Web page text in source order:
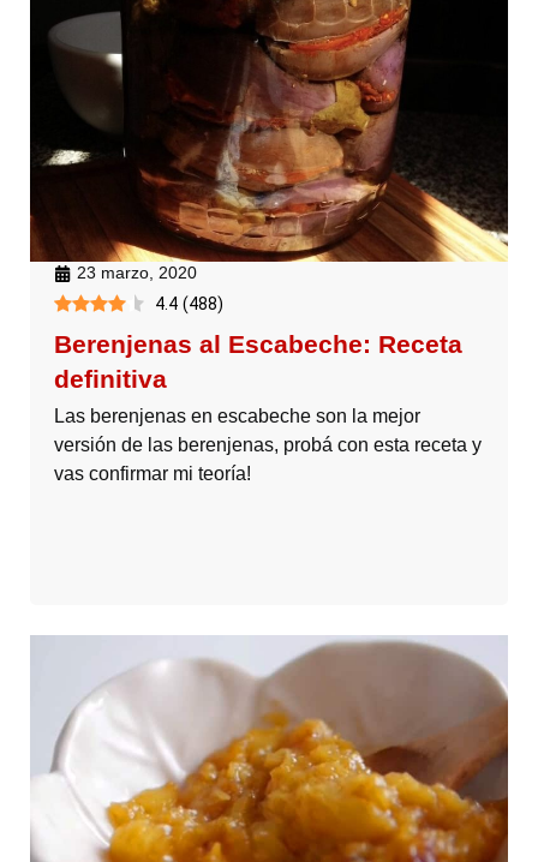
23 marzo, 2020
4.4 (488)
Berenjenas al Escabeche: Receta
definitiva
Las berenjenas en escabeche son la mejor
versión de las berenjenas, probá con esta receta y
vas confirmar mi teoría!